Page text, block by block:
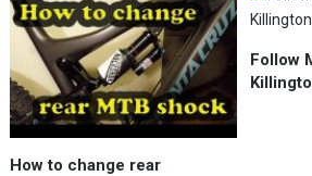
How to change rear
Follow